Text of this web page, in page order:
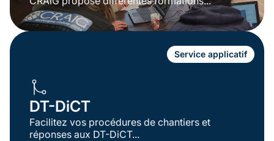
Service applicatif
DT-DiCT
Facilitez vos procédures de chantiers et
réponses aux DT-DiCT...